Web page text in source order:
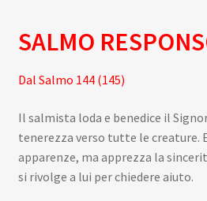
SALMO
Dal Salmo 144 (145)
Il salmista loda e benedice il
tenerezza verso tutte le creature.
apparenze, ma apprezza la
si rivolge a lui per chiedere aiuto.